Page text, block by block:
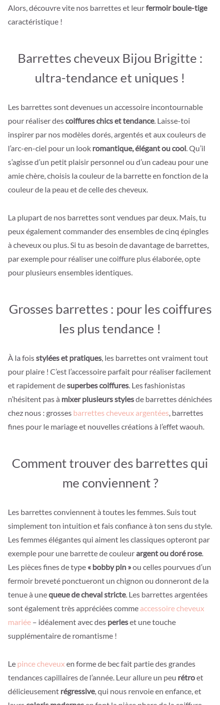
Alors, découvre vite nos barrettes et leurfermoir boule-tige
caractéristique !
Barrettes cheveux Bijou Brigitte :
ultra-tendance et uniques !
Les barrettes sont devenues un accessoire incontournable
pour réaliser descoiffures chics et tendance. Laisse-toi
inspirer par nos modèles dorés, argentés et aux couleurs de
l’arc-en-ciel pour un look romantique, élégant ou cool. Qu’il
s’agisse d’un petit plaisir personnel ou d’un cadeau pour une
amie chère, choisis la couleur de la barrette en fonction de la
couleur de la peau et de celle des cheveux.
La plupart de nos barrettes sont vendues par deux. Mais, tu
peux également commander des ensembles de cinq épingles
à cheveux ou plus. Si tu as besoin de davantage de barrettes,
par exemple pour réaliser une coiffure plus élaborée, opte
pour plusieurs ensembles identiques.
Grosses barrettes : pour les coiffures
les plus tendance !
À la foisstylées et pratiques, les barrettes ont vraiment tout
pour plaire ! C’est l’accessoire parfait pour réaliser facilement
et rapidement desuperbes coiffures. Les fashionistas
n’hésitent pas à mixer plusieurs stylesde barrettes dénichées
chez nous : grosses barrettes cheveux argentées, barrettes
fines pour le mariage et nouvelles créations à l’effet waouh.
Comment trouver des barrettes qui
me conviennent ?
Les barrettes conviennent à toutes les femmes. Suis tout
simplement ton intuition et fais confiance à ton sens du style.
Les femmes élégantes qui aiment les classiques opteront par
exemple pour une barrette de couleurargent ou doré rose.
Les pièces fines de type « bobby pin »ou celles pourvues d’un
fermoir breveté ponctueront un chignon ou donneront de la
tenue à unequeue de cheval stricte. Les barrettes argentées
sont également très appréciées comme accessoire cheveux
mariée – idéalement avec des perleset une touche
supplémentaire de romantisme !
Le pince cheveuxen forme de bec fait partie des grandes
tendances capillaires de l’année. Leur allure un peu rétroet
délicieusement régressive, qui nous renvoie en enfance, et